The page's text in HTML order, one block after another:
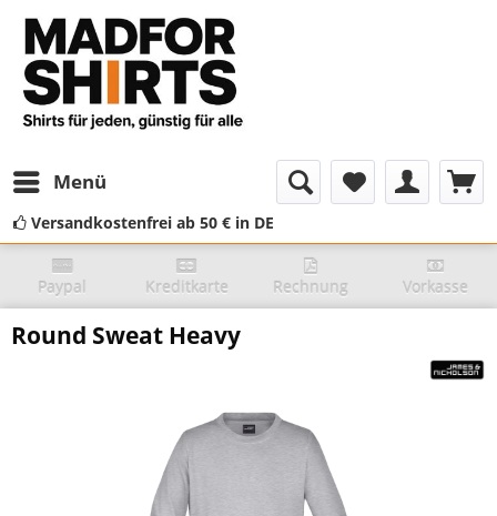
Menü
Versandkostenfrei ab 50 € in DE
Paypal Kreditkarte Rechnung Vorkasse
Round Sweat Heavy